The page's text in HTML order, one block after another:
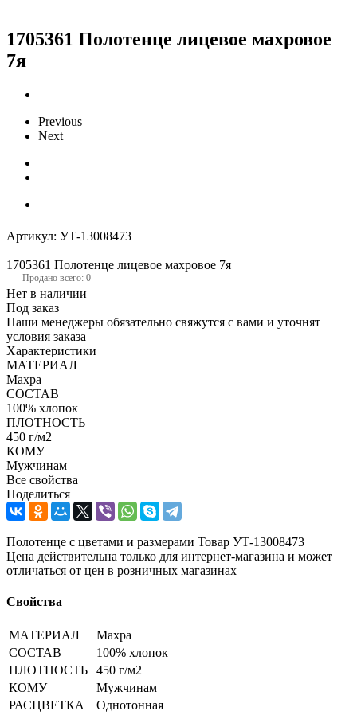
1705361 Полотенце лицевое махровое
7я
Previous
Next
Артикул: УТ-13008473
1705361 Полотенце лицевое махровое 7я
Продано всего: 0
Нет в наличии
Под заказ
Наши менеджеры обязательно свяжутся с вами и уточнят
условия заказа
Характеристики
МАТЕРИАЛ
Махра
СОСТАВ
100% хлопок
ПЛОТНОСТЬ
450 г/м2
КОМУ
Мужчинам
Все свойства
Поделиться
Полотенце с цветами и размерами Товар УТ-13008473
Цена действительна только для интернет-магазина и может
отличаться от цен в розничных магазинах
Свойства
МАТЕРИАЛ
Махра
СОСТАВ
100% хлопок
ПЛОТНОСТЬ
450 г/м2
КОМУ
Мужчинам
РАСЦВЕТКА
Однотонная